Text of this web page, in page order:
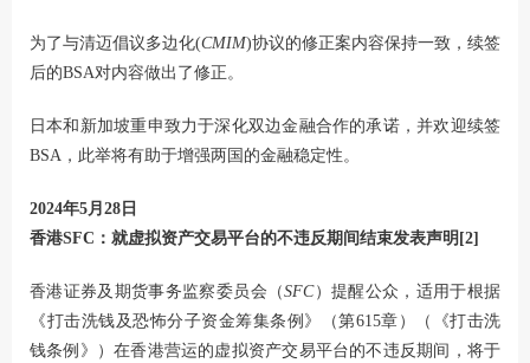
为了与清迈倡议多边化(CMIM)协议的修正案内容保持一致，续签
后的BSA对内容做出了修正。
日本和新加坡重申致力于深化双边金融合作的承诺，并欢迎续签
BSA，此举将有助于增强两国的金融稳定性。
2024年5月28日
香港SFC：就虚拟资产交易平台的不违反期间结束发表声明 [2]
香港证券及期货事务监察委员会（SFC）提醒公众，适用于根据
《打击洗钱及恐怖分子资金筹集条例》（第615章）（《打击洗
钱条例》）在香港营运的虚拟资产交易平台的不违反期间，将于